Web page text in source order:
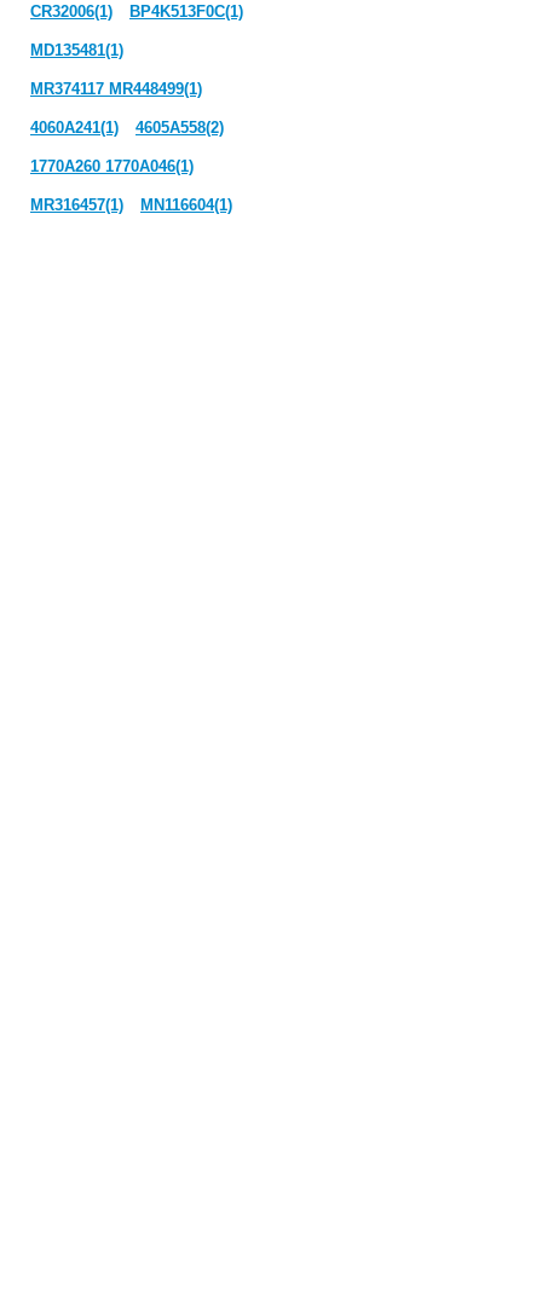
CR32006(1) BP4K513F0C(1)
MD135481(1)
MR374117 MR448499(1)
4060A241(1) 4605A558(2)
1770A260 1770A046(1)
MR316457(1) MN116604(1)